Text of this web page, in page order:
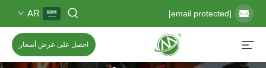
[email protected]
AR
احصل على عرض أسعار